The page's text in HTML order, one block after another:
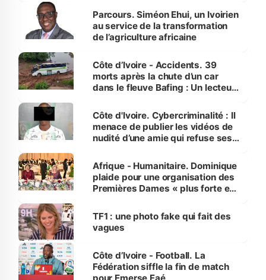
Parcours. Siméon Ehui, un Ivoirien
au service de la transformation
de l’agriculture africaine
Côte d’Ivoire - Accidents. 39
morts après la chute d’un car
dans le fleuve Bafing : Un lecteur
des Transports
Côte d'Ivoire. Cybercriminalité : Il
menace de publier les vidéos de
nudité d’une amie qui refuse ses
Afrique - Humanitaire. Dominique
plaide pour une organisation des
Premières Dames « plus forte et
sur la scène internationale »
TF1 : une photo fake qui fait des
vagues
Côte d’Ivoire - Football. La
Fédération siffle la fin de match